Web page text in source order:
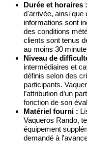
Durée et horaires :
d'arrivée, ainsi que
informations sont
des conditions
clients sont tenus
au moins 30
Niveau de
intermédiaires et
définis selon des
participants.
l’attribution d’un
fonction de son
Matériel fourni :
Vaqueros Rando,
équipement
demandé à